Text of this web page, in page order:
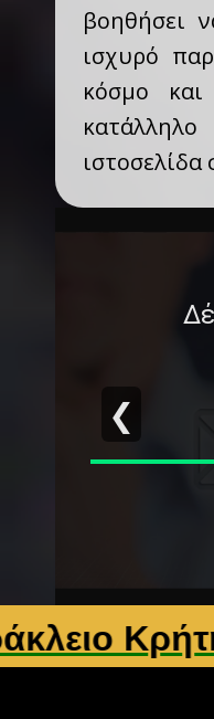
βοηθήσει
ισχυρό
κόσμο
ιστοσελίδα
❮
Κρήτης